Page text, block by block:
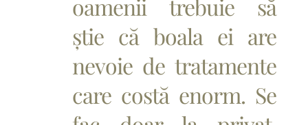
oamenii trebuie să
știe că boala ei are
nevoie de tratamente
care costă enorm. Se